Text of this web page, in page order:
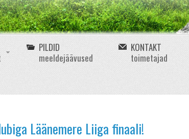
PILDID
meeldejäävused
KONTAKT
toimetajad
Läänemere Liiga finaali!